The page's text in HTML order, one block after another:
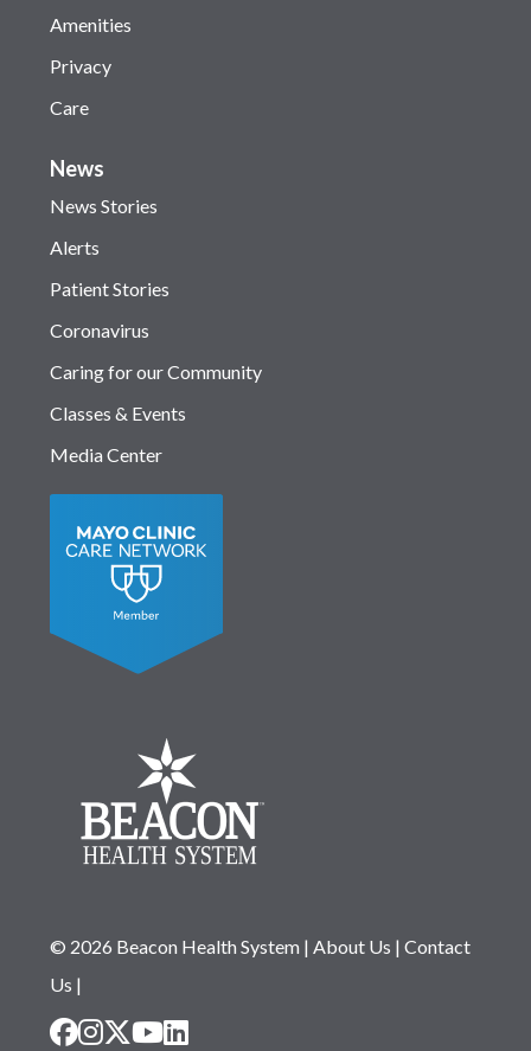
Amenities
Privacy
Care
News
News Stories
Alerts
Patient Stories
Coronavirus
Caring for our Community
Classes & Events
Media Center
© 2026 Beacon Health System| About Us | Contact
Us |